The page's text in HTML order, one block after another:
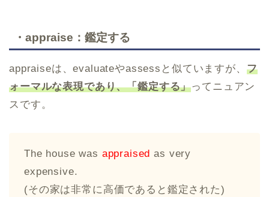
・appraise：鑑定する
appraiseは、evaluateやassessと似ていますが、 フ
ォーマルな表現であり、「鑑定する」ってニュアン
スです。
The house was appraised as very
expensive.
(その家は非常に高価であると鑑定された)